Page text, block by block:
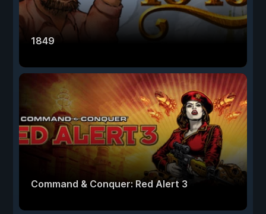
1849
Command & Conquer: Red Alert 3